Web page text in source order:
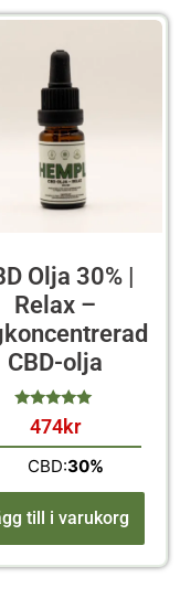
Olja 30% |
Relax –
CBD-olja
av 5
474kr
CBD:30%
till i varukorg